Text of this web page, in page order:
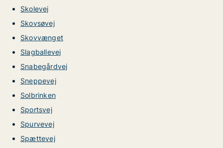
Skolevej
Skovsøvej
Skovvænget
Slagballevej
Snabegårdvej
Sneppevej
Solbrinken
Sportsvej
Spurvevej
Spættevej